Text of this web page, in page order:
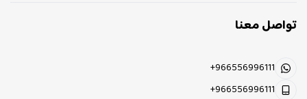
تواصل معنا
+966556996111
+966556996111